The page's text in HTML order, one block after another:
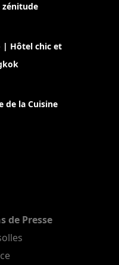
zénitude
| Hôtel chic et
de la Cuisine
de Presse